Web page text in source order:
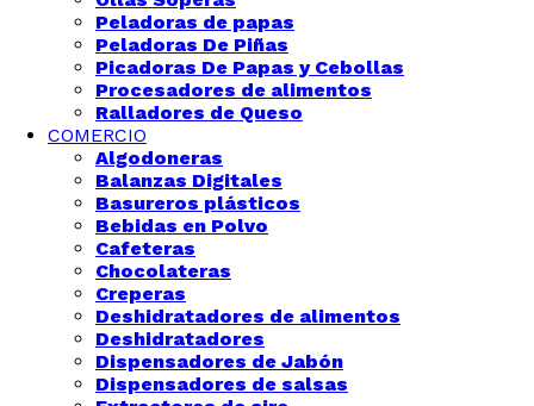
Peladoras de papas
Peladoras De Piñas
Picadoras De Papas y Cebollas
Procesadores de alimentos
Ralladores de Queso
COMERCIO
Algodoneras
Balanzas Digitales
Basureros plásticos
Bebidas en Polvo
Cafeteras
Chocolateras
Creperas
Deshidratadores de alimentos
Deshidratadores
Dispensadores de Jabón
Dispensadores de salsas